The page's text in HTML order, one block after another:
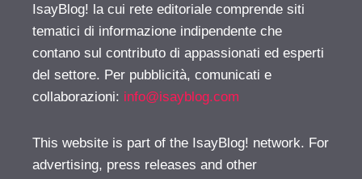
IsayBlog! la cui rete editoriale comprende siti
tematici di informazione indipendente che
contano sul contributo di appassionati ed esperti
del settore. Per pubblicità, comunicati e
collaborazioni: info@isayblog.com
This website is part of the IsayBlog! network. For
advertising, press releases and other